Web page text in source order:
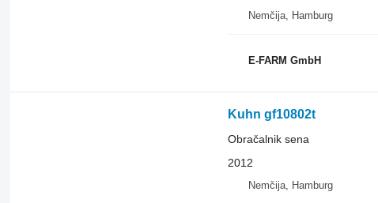
Nemčija, Hamburg
E-FARM GmbH
Kuhn gf10802t
Obračalnik sena
2012
Nemčija, Hamburg